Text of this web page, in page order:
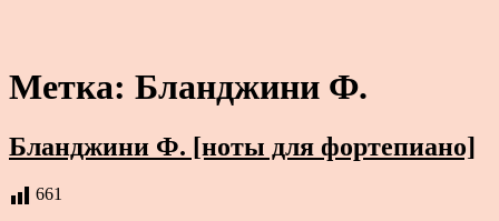
Метка: Бланджини Ф.
Бланджини Ф. [ноты для фортепиано]
661